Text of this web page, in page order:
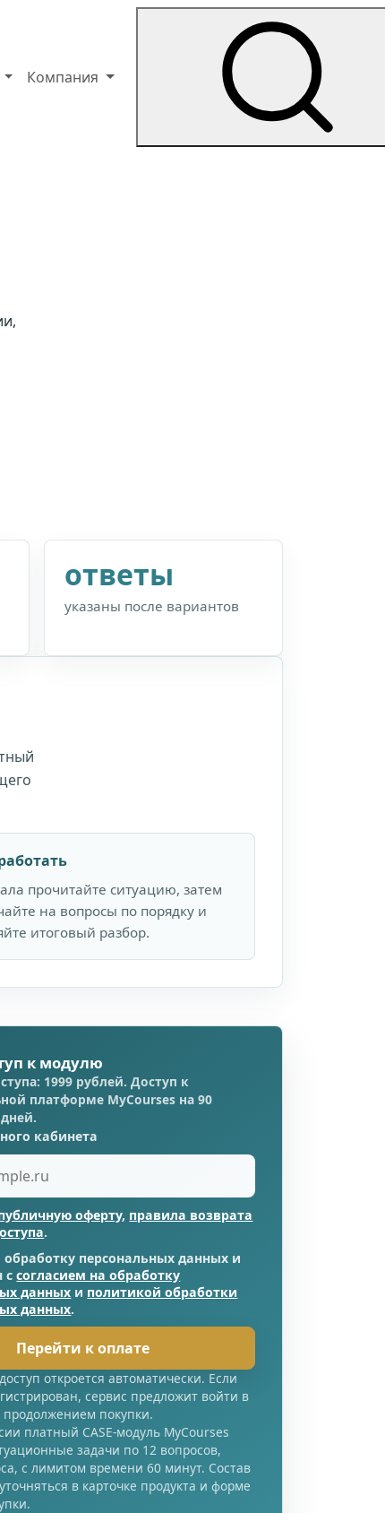
Компания
ответы
указаны после вариантов
прочитайте ситуацию, затем
на вопросы по порядку и
итоговый разбор.
к модулю
1999 рублей. Доступ к
платформе MyCourses на 90
кабинета
оферту, правила возврата
.
обработку персональных данных и
ссогласием на обработку
данных и политикой обработки
данных.
Перейти к оплате
откроется автоматически. Если
сервис предложит войти в
продолжением покупки.
платный CASE-модуль MyCourses
задачи по 12 вопросов,
с лимитом времени 60 минут. Состав
в карточке продукта и форме